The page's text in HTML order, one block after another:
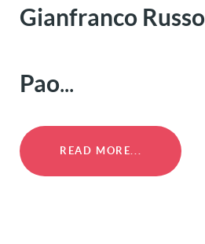
Gianfranco Russo
Pao...
READ MORE...